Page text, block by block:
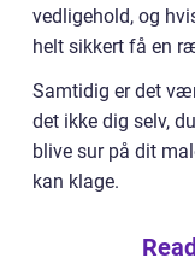
vedligehold, og
helt sikkert få en
Samtidig er det
det ikke dig selv,
blive sur på dit
kan klage.